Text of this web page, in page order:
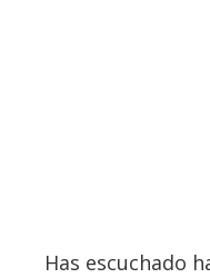
Has escuchado